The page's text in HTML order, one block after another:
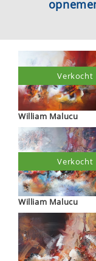
William Malucu
Verkocht
William Malucu
Verkocht